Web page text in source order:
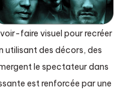
faire visuel pour recréer
utilisant des décors, des
le spectateur dans
est renforcée par une